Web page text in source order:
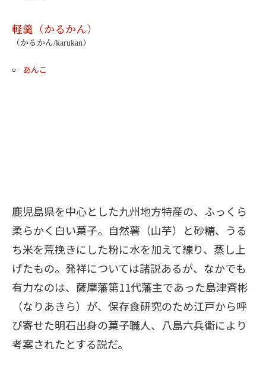
軽羹（かるかん）
（かるかん/karukan）
あんこ
鹿児島県を中心とした九州地方特産の、ふっくら
柔らかく白い菓子。自然薯（山芋）と砂糖、うる
ち米を荒挽きにした粉に水を加えて練り、蒸し上
げたもの。発祥については諸説あるが、なかでも
有力なのは、薩摩藩第11代藩主であった島津斉彬
（なりあきら）が、保存食研究のため江戸から呼
び寄せた明石出身の菓子職人、八島六兵衛により
考案されたとする説だ。